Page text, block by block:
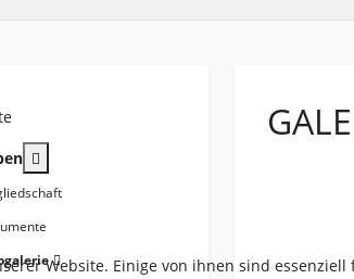
Website. Einige von ihnen sind